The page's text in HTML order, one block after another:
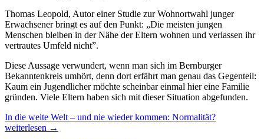
Thomas Leopold, Autor einer Studie zur Wohnortwahl junger
Erwachsener bringt es auf den Punkt: „Die meisten jungen
Menschen bleiben in der Nähe der Eltern wohnen und verlassen ihr
vertrautes Umfeld nicht”.
Diese Aussage verwundert, wenn man sich im Bernburger
Bekanntenkreis umhört, denn dort erfährt man genau das Gegenteil:
Kaum ein Jugendlicher möchte scheinbar einmal hier eine Familie
gründen. Viele Eltern haben sich mit dieser Situation abgefunden.
In die weite Welt – und nie wieder kommen: Normalität?
weiterlesen →